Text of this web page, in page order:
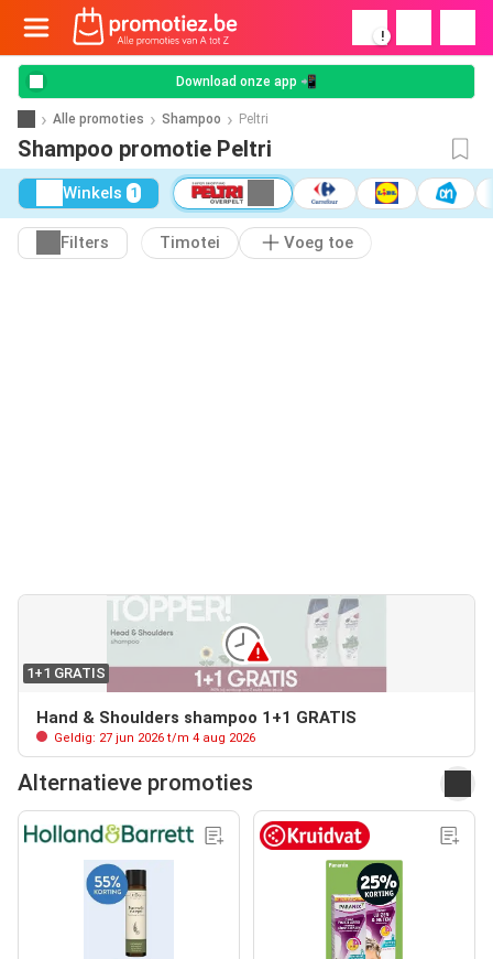
!
Download onze app 📲
Alle promoties Shampoo Peltri
Shampoo promotie Peltri
Winkels 1
Filters Timotei Voeg toe
1+1 GRATIS
Hand & Shoulders shampoo 1+1 GRATIS
Geldig: 27 jun 2026 t/m 4 aug 2026
Alternatieve promoties